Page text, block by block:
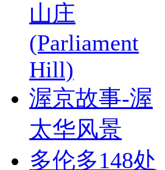
山庄
(Parliament
Hill)
渥京故事-渥
太华风景
多伦多148处